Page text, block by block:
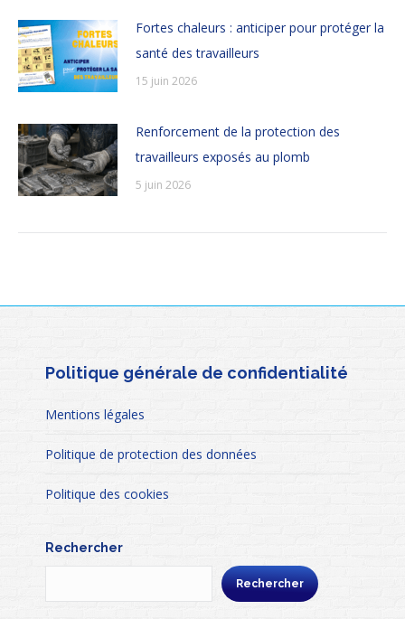
Fortes chaleurs : anticiper pour protéger la
santé des travailleurs
15 juin 2026
Renforcement de la protection des
travailleurs exposés au plomb
5 juin 2026
Politique générale de confidentialité
Mentions légales
Politique de protection des données
Politique des cookies
Rechercher
Rechercher